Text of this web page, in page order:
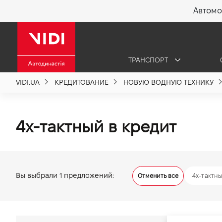
ТРАНСПОРТ
VIDI.UA КРЕДИТОВАНИЕ НОВУЮ ВОДНУЮ ТЕХНИКУ
4х-тактный в кредит
Вы выбрали 1 предложений: Отменить все 4х-
О компании
Новости